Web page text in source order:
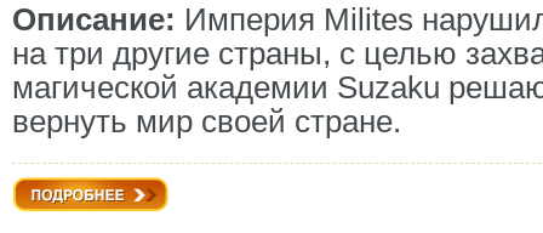
Описание: Империя Milites
на три другие страны, с целью
магической академии Suzaku
вернуть мир своей стране.